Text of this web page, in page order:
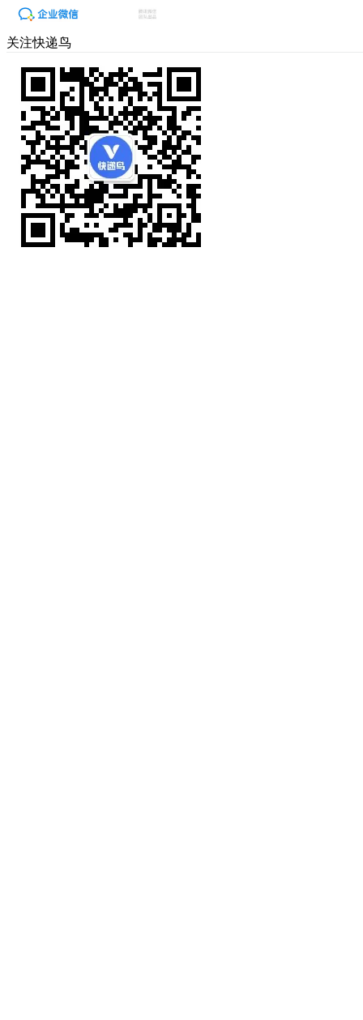
关注快递鸟